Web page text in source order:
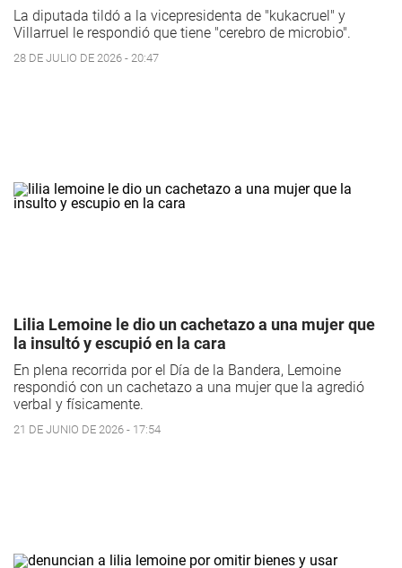
La diputada tildó a la vicepresidenta de "kukacruel" y
Villarruel le respondió que tiene "cerebro de microbio".
28 DE JULIO DE 2026 - 20:47
Lilia Lemoine le dio un cachetazo a una mujer que
la insultó y escupió en la cara
En plena recorrida por el Día de la Bandera, Lemoine
respondió con un cachetazo a una mujer que la agredió
verbal y físicamente.
21 DE JUNIO DE 2026 - 17:54